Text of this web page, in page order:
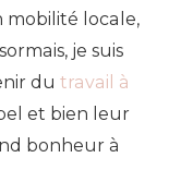
locale,
je suis
du travail à
et bien leur
bonheur à